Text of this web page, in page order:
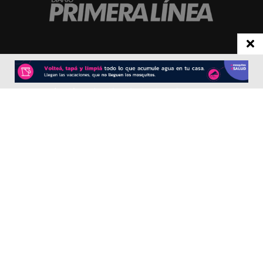
CONTACTO
Redacción:redacción@diarioprimeralinea.com.ar